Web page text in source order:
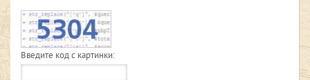
Введите код с картинки: